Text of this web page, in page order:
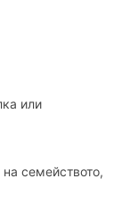
или
семейството,